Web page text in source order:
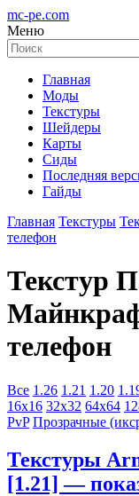
mc-pe.com
Меню
Главная
Моды
Текстуры
Шейдеры
Карты
Сиды
Последняя
Гайды
Главная Текстуры
телефон
Текстур
телефон
Все 1.26 1.21 1.20
16x16 32x32 64x64
PvP Прозрачные
Текстуры
[1.21] —